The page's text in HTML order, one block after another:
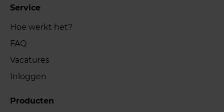
Service
Hoe werkt het?
FAQ
Vacatures
Inloggen
Producten